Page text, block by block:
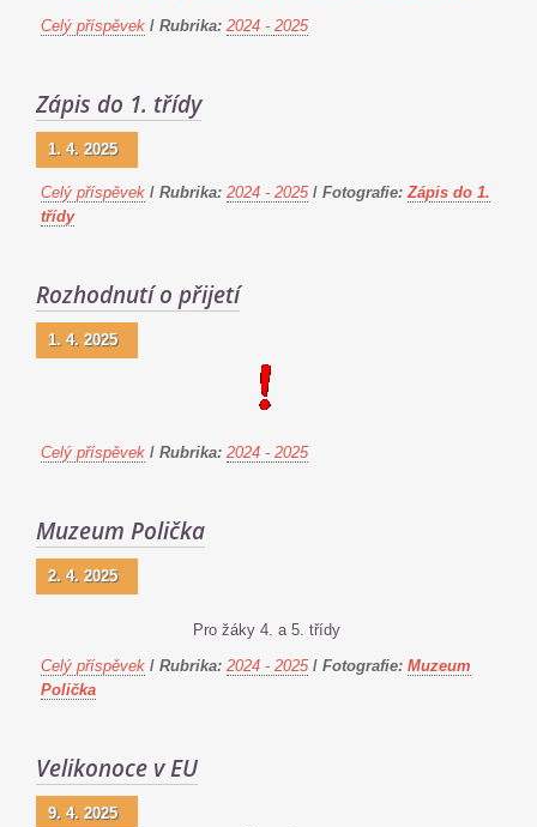
Celý příspěvek / Rubrika: 2024 - 2025
Zápis do 1. třídy
1. 4. 2025
Celý příspěvek / Rubrika: 2024 - 2025 / Fotografie: Zápis do 1.
třídy
Rozhodnutí o přijetí
1. 4. 2025
Celý příspěvek / Rubrika: 2024 - 2025
Muzeum Polička
2. 4. 2025
Pro žáky 4. a 5. třídy
Celý příspěvek / Rubrika: 2024 - 2025 / Fotografie: Muzeum
Polička
Velikonoce v EU
9. 4. 2025